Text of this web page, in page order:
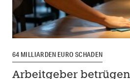
64 MILLIARDEN EURO SCHADEN
Arbeitgeber